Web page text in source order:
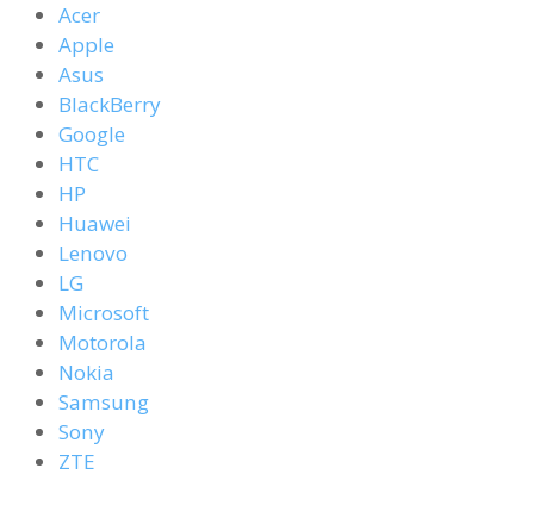
Acer
Apple
Asus
BlackBerry
Google
HTC
HP
Huawei
Lenovo
LG
Microsoft
Motorola
Nokia
Samsung
Sony
ZTE